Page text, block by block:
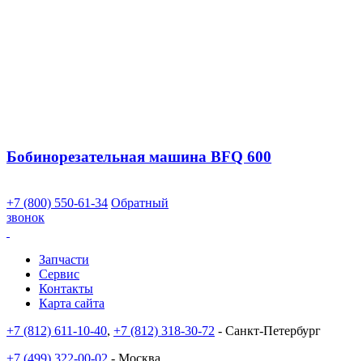
Бобинорезательная машина BFQ 600
+7 (800) 550-61-34 Обратный
звонок
Запчасти
Сервис
Контакты
Карта сайта
+7 (812) 611-10-40, +7 (812) 318-30-72 - Санкт-Петербург
+7 (499) 322-00-02 - Москва